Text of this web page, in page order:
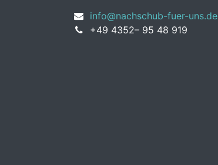
info@nachschub-fuer-uns.de
+49 4352– 95 48 919